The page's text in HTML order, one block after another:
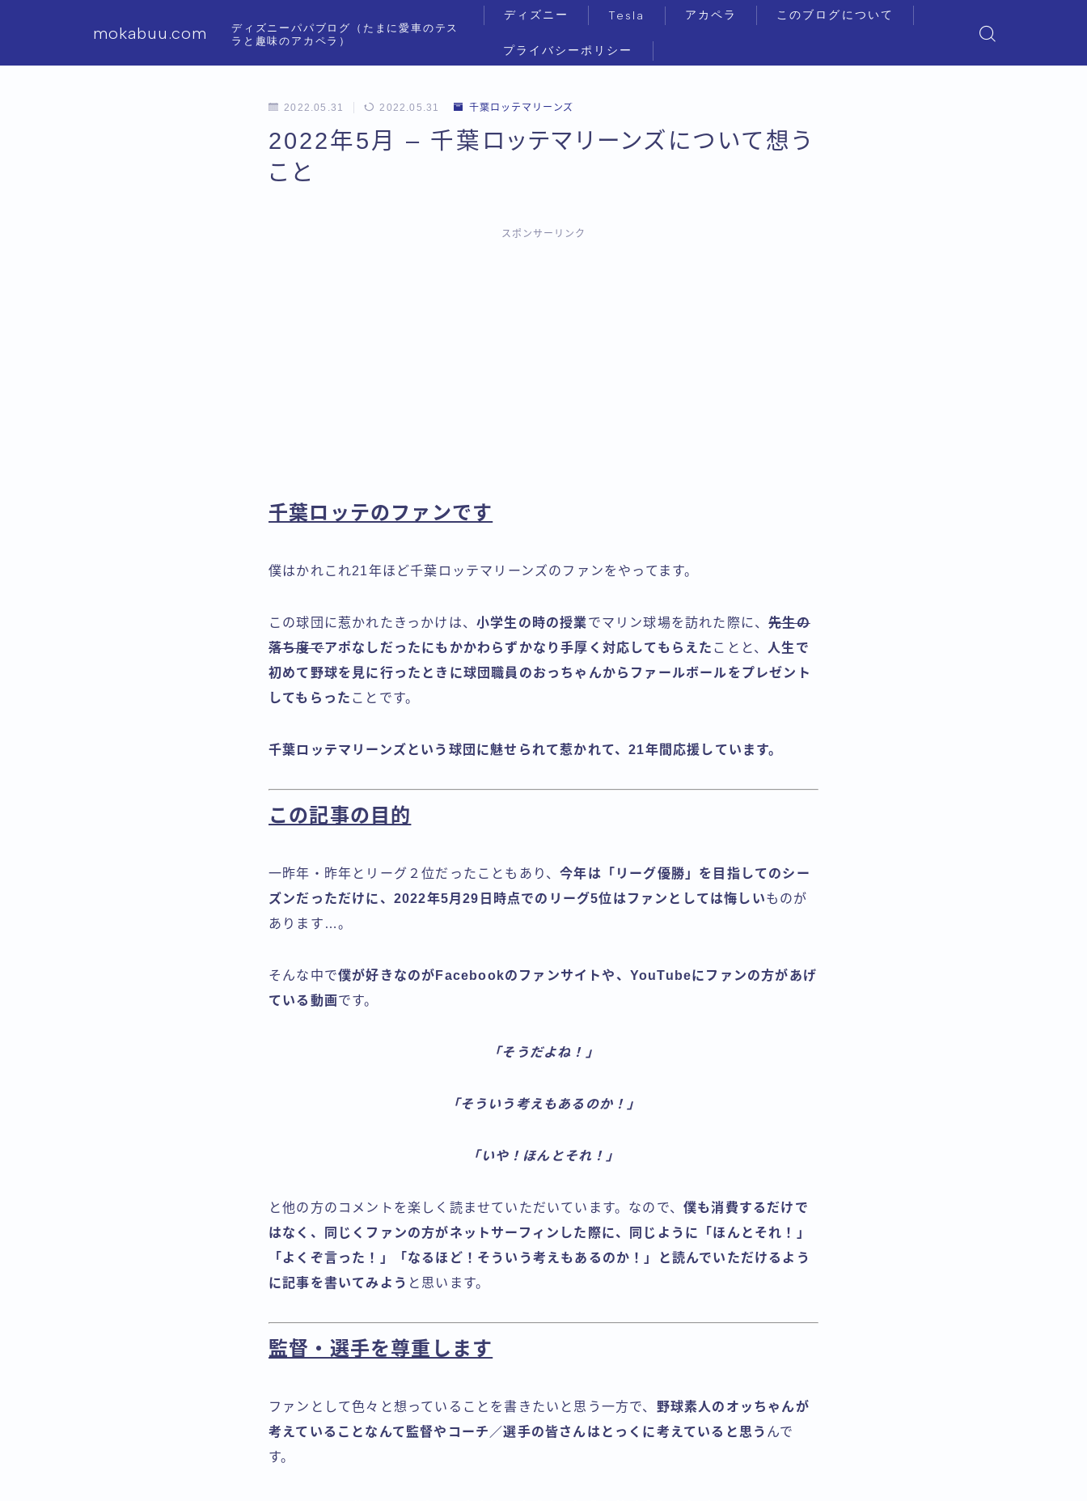
mokabuu.com
ディズニーパパブログ（たまに愛車のテス
ラと趣味のアカペラ）
ディズニー Tesla アカペラ このブログについて
プライバシーポリシー
2022.05.31 2022.05.31 千葉ロッテマリーンズ
2022年5月 – 千葉ロッテマリーンズについて想う
こと
スポンサーリンク
千葉ロッテのファンです
僕はかれこれ21年ほど千葉ロッテマリーンズのファンをやってます。
この球団に惹かれたきっかけは、 小学生の時の授業でマリン球場を訪れた際に、先生の
落ち度でアポなしだったにもかかわらずかなり手厚く対応してもらえた ことと、
人生で
初めて野球を見に行ったときに球団職員のおっちゃんからファールボールをプレゼント
してもらった ことです。
千葉ロッテマリーンズという球団に魅せられて惹かれて、21年間応援しています。
この記事の目的
一昨年・昨年とリーグ２位だったこともあり、今年は「リーグ優勝」を目指してのシー
ズンだっただけに、2022年5月29日時点でのリーグ5位はファンとしては悔しいものが
あります…。
そんな中で僕が好きなのがFacebookのファンサイトや、YouTubeにファンの方があげ
ている動画です。
「そうだよね！」
「そういう考えもあるのか！」
「いや！ほんとそれ！」
と他の方のコメントを楽しく読ませていただいています。なので、 僕も消費するだけで
はなく、同じくファンの方がネットサーフィンした際に、同じように「ほんとそれ！」
「よくぞ言った！」「なるほど！そういう考えもあるのか！」と読んでいただけるよう
に記事を書いてみよう と思います。
監督・選手を尊重します
ファンとして色々と想っていることを書きたいと思う一方で、 野球素人のオッちゃんが
考えていることなんて監督やコーチ／選手の皆さんはとっくに考えていると思う んで
す。